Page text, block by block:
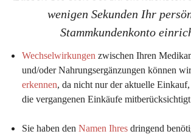
wenigen Sekunden Ihr
Stammkundenkonto
Wechselwirkungen zwischen Ihren
und/oder Nahrungsergänzungen können
erkennen, da nicht nur der aktuelle Einkauf,
die vergangenen Einkäufe
Sie haben den Namen Ihres dringend